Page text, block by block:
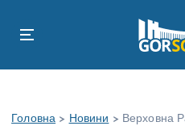
Головна > Новини > Верховна